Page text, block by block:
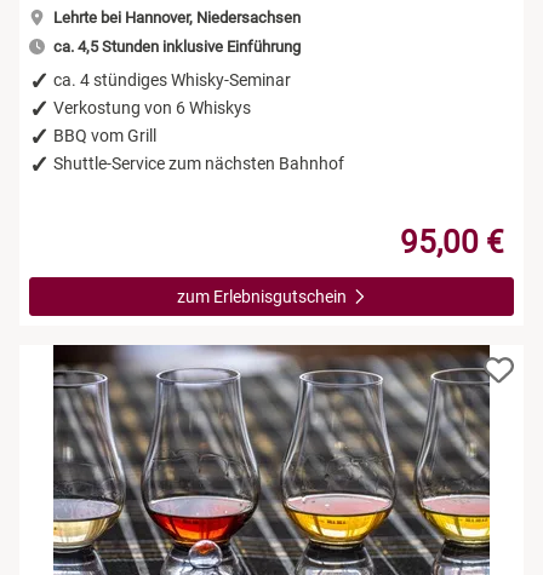
Lehrte bei Hannover, Niedersachsen
ca. 4,5 Stunden inklusive Einführung
ca. 4 stündiges Whisky-Seminar
Verkostung von 6 Whiskys
BBQ vom Grill
Shuttle-Service zum nächsten Bahnhof
95,00 €
zum Erlebnisgutschein